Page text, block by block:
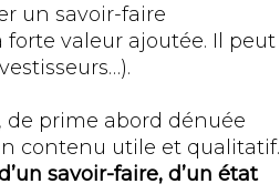
un savoir-faire
valeur ajoutée. Il peut
, de prime abord dénuée
contenu utile et qualitatif.
savoir-faire, d’un état